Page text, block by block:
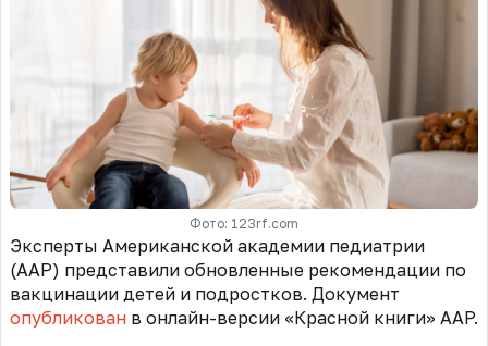
Фото: 123rf.com
Эксперты Американской академии педиатрии
(AAP) представили обновленные рекомендации по
вакцинации детей и подростков. Документ
опубликован в онлайн-версии «Красной книги» AAP.